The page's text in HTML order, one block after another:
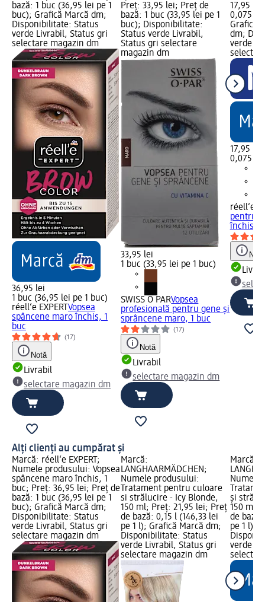
bază: 1 buc (36,95 lei pe 1
buc); Grafică Marcă dm;
Disponibilitate: Status
verde Livrabil, Status gri
selectare magazin dm
36,95 lei
1 buc (36,95 lei pe 1 buc)
réell‘e EXPERT Vopsea
spâncene maro închis, 1
buc
(17)
Notă
Livrabil
selectare magazin dm
Preț: 33,95 lei; Preț de
bază: 1 buc (33,95 lei pe 1
buc); Disponibilitate:
Status verde Livrabil,
Status gri selectare
magazin dm
33,95 lei
1 buc (33,95 lei pe 1 buc)
SWISS O PARVopsea
profesională pentru gene și
sprâncene maro, 1 buc
(17)
Notă
Livrabil
selectare magazin dm
17,95
0,075 l
Grafică
dm;
verde
17,95 lei
0,075 l
réell‘e
pentru
închis,
Notă
Alți clienți au cumpărat și
Marcă: réell‘e EXPERT;
Numele produsului: Vopsea
spâncene maro închis, 1
buc; Preț: 36,95 lei; Preț de
bază: 1 buc (36,95 lei pe 1
buc); Grafică Marcă dm;
Disponibilitate: Status
verde Livrabil, Status gri
selectare magazin dm
Marcă:
LANGHAARMÄDCHEN;
Numele produsului:
Tratament pentru culoare
si strălucire - Icy Blonde,
150 ml; Preț: 21,95 lei; Preț
de bază: 0,15 l (146,33 lei
pe 1 l); Grafică Marcă dm;
Disponibilitate: Status
verde Livrabil, Status gri
selectare magazin dm
Marcă:
Numele
și
150 ml;
de bază:
pe 1 l);
verde